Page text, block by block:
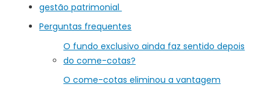
gestão patrimonial
Perguntas frequentes
O fundo exclusivo ainda faz sentido depois
do come-cotas?
O come-cotas eliminou a vantagem